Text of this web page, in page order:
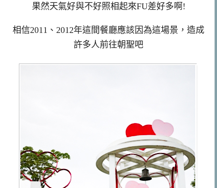
果然天氣好與不好照相起來FU差好多啊!
相信2011、2012年這間餐廳應該因為這場景，造成
許多人前往朝聖吧